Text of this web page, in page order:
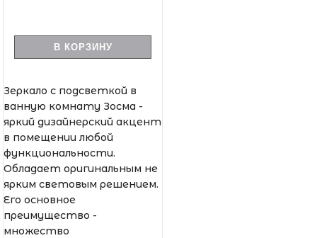
В КОРЗИНУ
Зеркало с подсветкой в
ванную комнату Зосма -
яркий дизайнерский акцент
в помещении любой
функциональности.
Обладает оригинальным не
ярким световым решением.
Его основное
преимущество -
множество